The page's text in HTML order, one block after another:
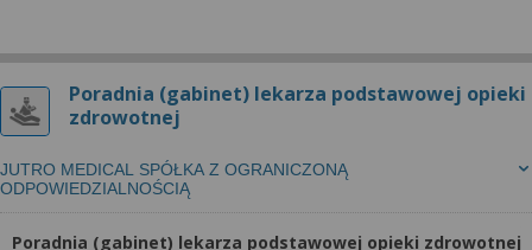
Poradnia (gabinet) lekarza podstawowej opieki
zdrowotnej
JUTRO MEDICAL SPÓŁKA Z OGRANICZONĄ
ODPOWIEDZIALNOŚCIĄ
Poradnia (gabinet) lekarza podstawowej opieki zdrowotnej